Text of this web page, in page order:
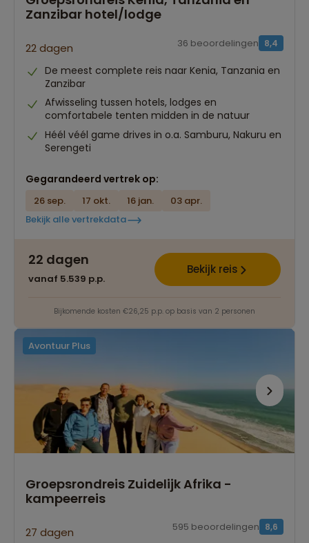
Zanzibar hotel/lodge
22 dagen 8,4
36 beoordelingen
De meest complete reis naar Kenia, Tanzania en
Zanzibar
Afwisseling tussen hotels, lodges en
comfortabele tenten midden in de natuur
Héél véél game drives in o.a. Samburu, Nakuru en
Serengeti
Gegarandeerd vertrek op:
26 sep. 17 okt. 16 jan.
03 apr.
Bekijk alle vertrekdata
22 dagen
vanaf 5.539 p.p.
Bekijk reis
Bijkomende kosten €26,25 p.p. op basis van 2 personen
Avontuur Plus
Groepsrondreis Zuidelijk Afrika -
kampeerreis
27 dagen 8,6
595 beoordelingen